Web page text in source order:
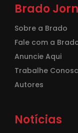
Brado
Sobre a Brado
Fale com a
Anuncie Aqui
Trabalhe
Autores
Notícias